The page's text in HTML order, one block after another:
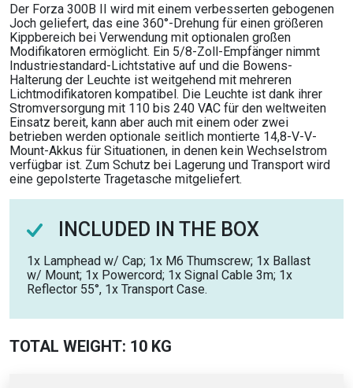
Der Forza 300B II wird mit einem verbesserten gebogenen
Joch geliefert, das eine 360°-Drehung für einen größeren
Kippbereich bei Verwendung mit optionalen großen
Modifikatoren ermöglicht. Ein 5/8-Zoll-Empfänger nimmt
Industriestandard-Lichtstative auf und die Bowens-
Halterung der Leuchte ist weitgehend mit mehreren
Lichtmodifikatoren kompatibel. Die Leuchte ist dank ihrer
Stromversorgung mit 110 bis 240 VAC für den weltweiten
Einsatz bereit, kann aber auch mit einem oder zwei
betrieben werden optionale seitlich montierte 14,8-V-V-
Mount-Akkus für Situationen, in denen kein Wechselstrom
verfügbar ist. Zum Schutz bei Lagerung und Transport wird
eine gepolsterte Tragetasche mitgeliefert.
INCLUDED IN THE BOX
1x Lamphead w/ Cap; 1x M6 Thumscrew; 1x Ballast
w/ Mount; 1x Powercord; 1x Signal Cable 3m; 1x
Reflector 55°, 1x Transport Case.
TOTAL WEIGHT: 10 KG